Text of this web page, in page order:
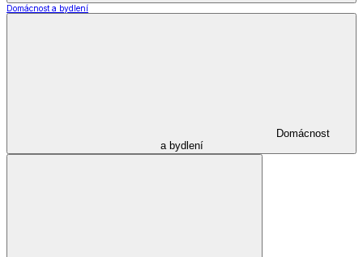
Domácnost a bydlení
Domácnost
a bydlení